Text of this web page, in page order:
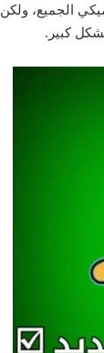
الجميع، ولكن
كبير.